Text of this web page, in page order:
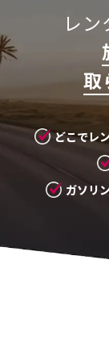
レ
取
どこでレ
ガソリ